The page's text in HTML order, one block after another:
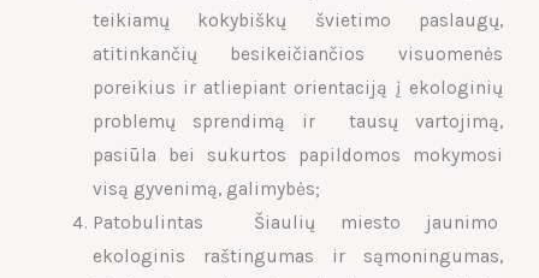
teikiamų kokybiškų švietimo paslaugų,
atitinkančių besikeičiančios visuomenės
poreikius ir atliepiant orientaciją į ekologinių
problemų sprendimą ir tausų vartojimą,
pasiūla bei sukurtos papildomos mokymosi
visą gyvenimą, galimybės;
Patobulintas Šiaulių miesto jaunimo
ekologinis raštingumas ir sąmoningumas,